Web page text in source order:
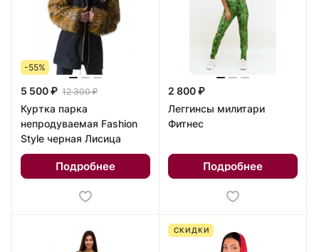
-55%
5 500 ₽ 12 300 ₽
Куртка парка
непродуваемая Fashion
Style черная Лисица
Подробнее
2 800 ₽
Леггинсы милитари
Фитнес
Подробнее
СКИДКИ